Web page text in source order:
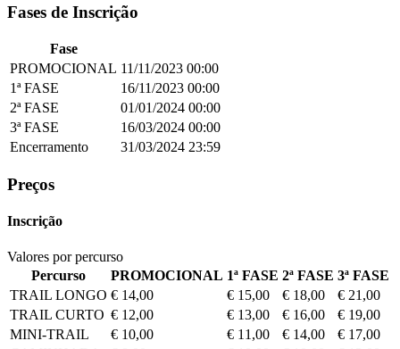
Fases de Inscrição
Fase
PROMOCIONAL 11/11/2023 00:00
1ª FASE
16/11/2023 00:00
2ª FASE
01/01/2024 00:00
3ª FASE
16/03/2024 00:00
Encerramento
31/03/2024 23:59
Preços
Inscrição
Valores por percurso
Percurso
PROMOCIONAL 1ª FASE 2ª FASE 3ª FASE
TRAIL LONGO € 14,00 € 15,00 € 18,00
€ 21,00
TRAIL CURTO € 12,00 € 13,00 € 16,00
€ 19,00
MINI-TRAIL
€ 10,00 € 11,00 € 14,00
€ 17,00